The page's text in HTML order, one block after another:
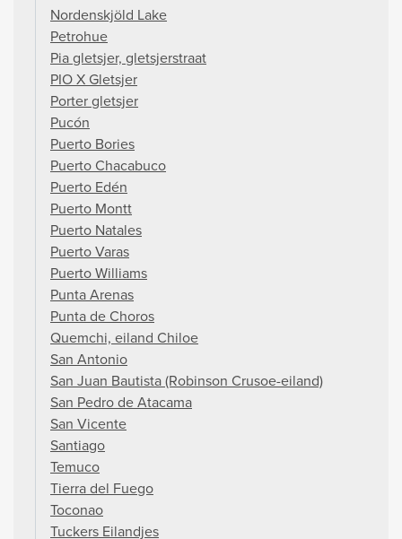
Nordenskjöld Lake
Petrohue
Pia gletsjer, gletsjerstraat
PIO X Gletsjer
Porter gletsjer
Pucón
Puerto Bories
Puerto Chacabuco
Puerto Edén
Puerto Montt
Puerto Natales
Puerto Varas
Puerto Williams
Punta Arenas
Punta de Choros
Quemchi, eiland Chiloe
San Antonio
San Juan Bautista (Robinson Crusoe-eiland)
San Pedro de Atacama
San Vicente
Santiago
Temuco
Tierra del Fuego
Toconao
Tuckers Eilandjes